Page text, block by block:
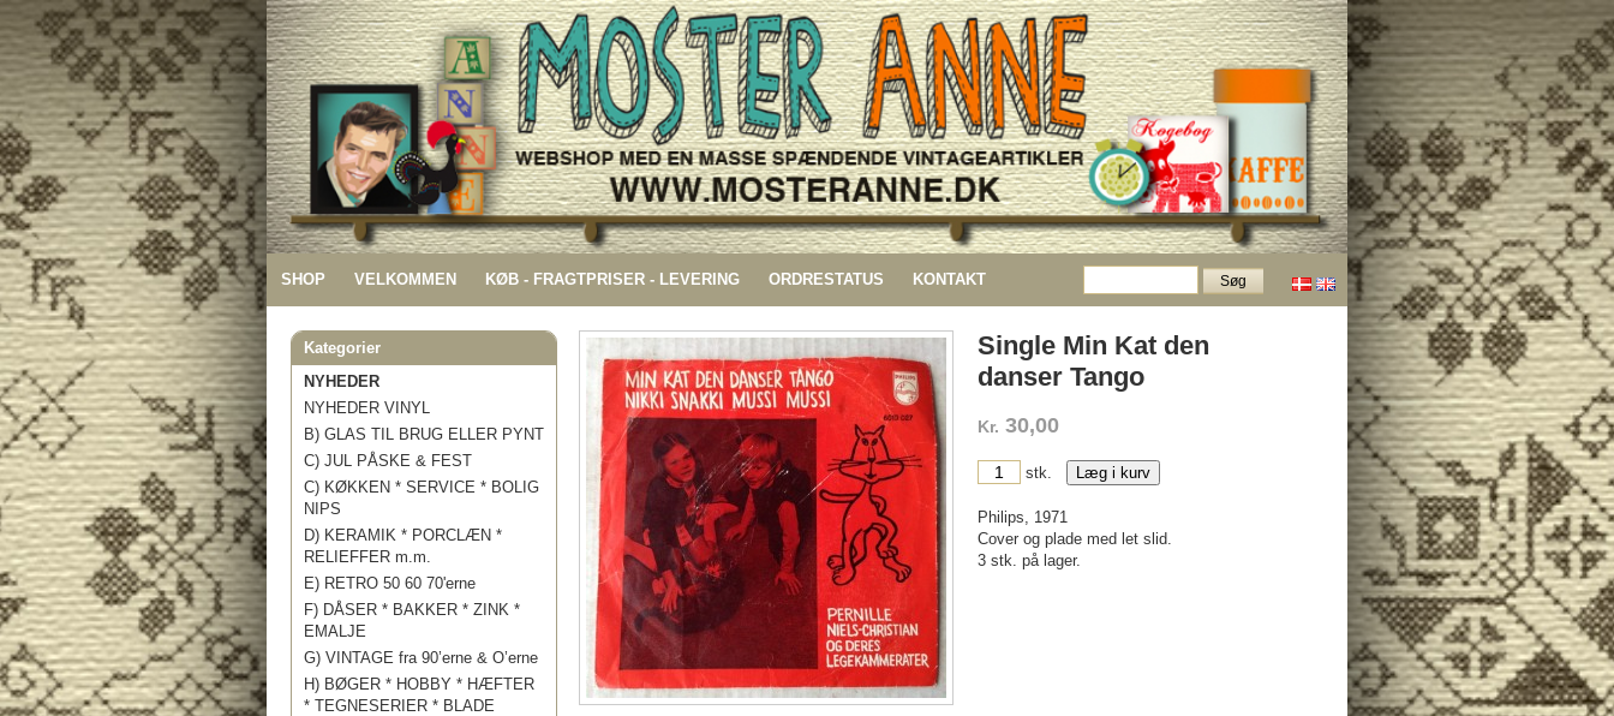
SHOP VELKOMMEN KØB - FRAGTPRISER - LEVERING ORDRESTATUS KONTAKT
Kategorier
NYHEDER
NYHEDER VINYL
B) GLAS TIL BRUG ELLER PYNT
C) JUL PÅSKE & FEST
C) KØKKEN * SERVICE * BOLIG
NIPS
D) KERAMIK * PORCLÆN *
RELIEFFER m.m.
E) RETRO 50 60 70'erne
F) DÅSER * BAKKER * ZINK *
EMALJE
G) VINTAGE fra 90’erne & O’erne
H) BØGER * HOBBY * HÆFTER
* TEGNESERIER * BLADE
Single Min Kat den
danser Tango
Kr. 30,00
stk. Læg i kurv
Philips, 1971
Cover og plade med let slid.
3 stk. på lager.